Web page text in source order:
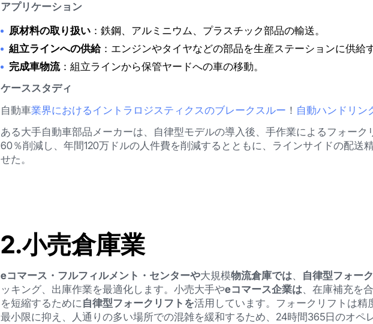
アプリケーション
原材料の取り扱い：鉄鋼、アルミニウム、プラスチック部品の輸送。
組立ラインへの供給：エンジンやタイヤなどの部品を生産ステーションに供給す
完成車物流：組立ラインから保管ヤードへの車の移動。
ケーススタディ
自動車業界におけるイントラロジスティクスのブレークスルー ！ 自動ハンドリン
ある大手自動車部品メーカーは、自律型モデルの導入後、手作業によるフォーク
60％削減し、年間120万ドルの人件費を削減するとともに、ラインサイドの配送
せた。
2.小売倉庫業
eコマース・フルフィルメント・センターや大規模物流倉庫では、 自律型フォー
ッキング、出庫作業を最適化します。小売大手やeコマース企業は、在庫補充を
を短縮するために自律型フォークリフトを活用しています。フォークリフトは精
最小限に抑え、人通りの多い場所での混雑を緩和するため、24時間365日のオペ